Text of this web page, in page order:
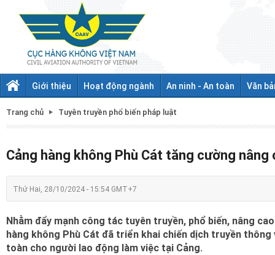
Giới thiệu Hoạt động ngành An ninh - An toàn Văn
Trang chủ Tuyên truyền phổ biến pháp luật
Cảng hàng không Phù Cát tăng cường
Thứ Hai, 28/10/2024 - 15:54 GMT+7
Nhằm đẩy mạnh công tác tuyên truyền, phổ biến, nâng
hàng không Phù Cát đã triển khai chiến dịch truyền
toàn cho người lao động làm việc tại Cảng.